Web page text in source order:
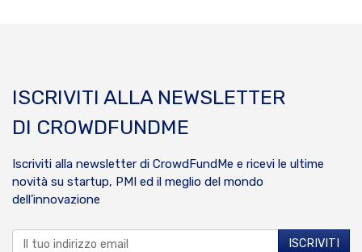
ISCRIVITI ALLA NEWSLETTER
DI CROWDFUNDME
Iscriviti alla newsletter di CrowdFundMe e ricevi le ultime
novità su startup, PMI ed il meglio del mondo
dell’innovazione